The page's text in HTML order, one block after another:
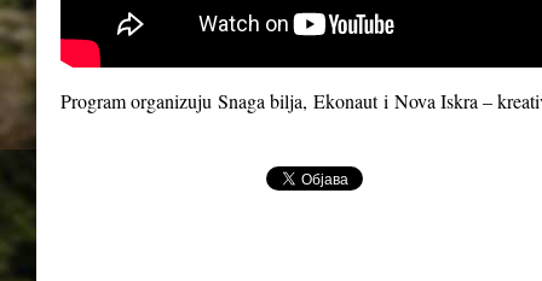
Program organizuju Snaga bilja, Ekonauti Nova Iskra –